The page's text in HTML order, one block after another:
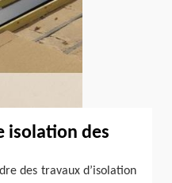
isolation des
des travaux d’isolation